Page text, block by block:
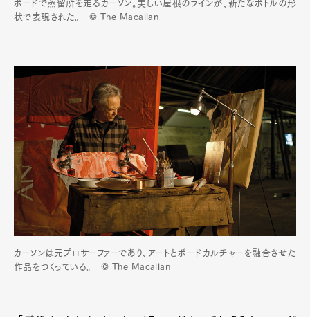
ボードで蒸留所を走るカーソン。美しい屋根のラインが、新たなボトルの形
状で表現された。 © The Macallan
カーソンは元プロサーファーであり、アートとボードカルチャーを融合させた
作品をつくっている。 © The Macallan